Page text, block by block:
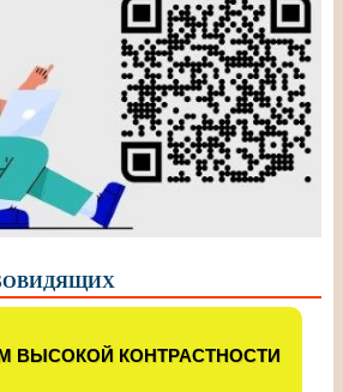
ВЫСОКОЙ КОНТРАСТНОСТИ